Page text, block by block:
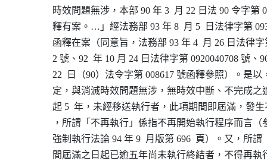
時效問題無涉，本部 90 年 3  月 22 日法 90 令字
釋有案。…」經法務部 93 年 8  月 5  日法律字第
函釋在案（同意旨，法務部 93 年 4  月 26 日法律
2 號、92  年 10 月 24 日法律字第 0920040708 號、
22  日（90）法令字第 008617 號函釋參照）。是
定，與消滅時效問題無涉，無時效中斷、不完成
起 5  年，未經移送執行者，此項期間即屆滿，發
，所謂「不再執行」係指不再開始執行程序而言
強制執行法論 94 年 9  月版第 696  頁）。又，所
間屆滿之日起已逾五年尚未執行終結者，不得再